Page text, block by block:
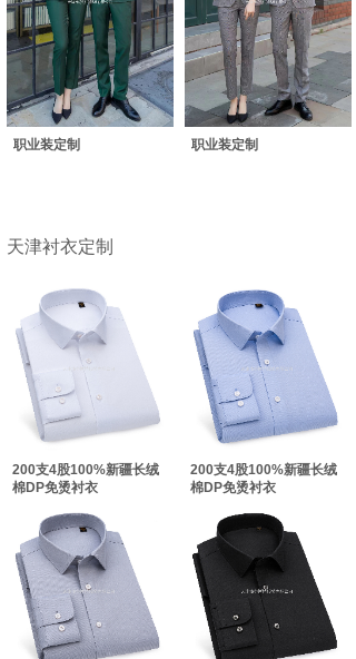
职业装定制 职业装定制
天津衬衣定制
200支4股100%新疆长绒
棉DP免烫衬衣
200支4股100%新疆长绒
棉DP免烫衬衣
双击此处添加文字
双击此处添加文字